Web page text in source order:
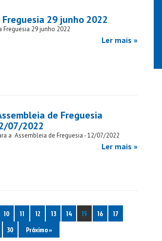
29 junho 2022
29 junho 2022
Ler mais »
de Freguesia
07/2022
a Assembleia de Freguesia - 12/07/2022
Ler mais »
10 11 12 13 14 15 16
17
30 Próximo »